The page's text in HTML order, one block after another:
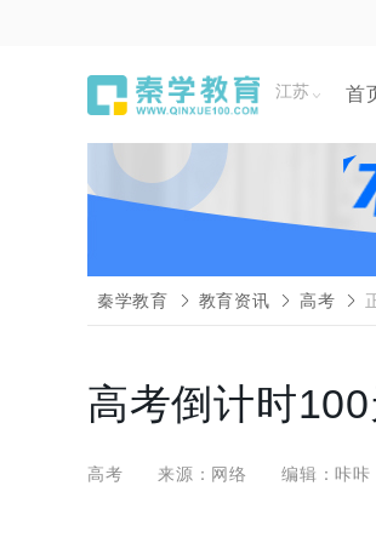
江苏 首
秦学教育 教育资讯 高考
高考倒计时
高考 来源：网络 编辑：咔咔